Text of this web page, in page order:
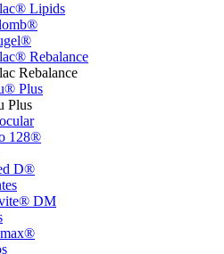
Lipids
Rebalance
Rebalance
Plus
Plus
128®
D®
DM